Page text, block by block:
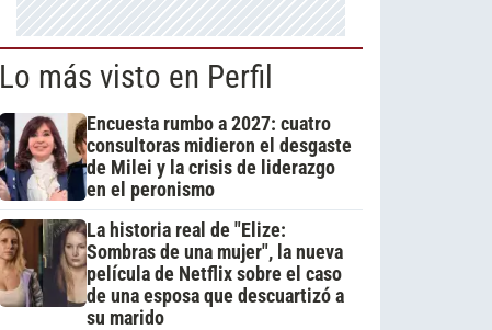
Lo más visto en Perfil
Encuesta rumbo a 2027: cuatro
consultoras midieron el desgaste
de Milei y la crisis de liderazgo
en el peronismo
La historia real de "Elize:
Sombras de una mujer", la nueva
película de Netflix sobre el caso
de una esposa que descuartizó a
su marido